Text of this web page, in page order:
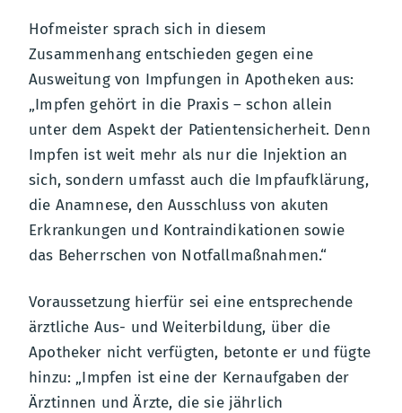
Hofmeister sprach sich in diesem
Zusammenhang entschieden gegen eine
Ausweitung von Impfungen in Apotheken aus:
„Impfen gehört in die Praxis – schon allein
unter dem Aspekt der Patientensicherheit. Denn
Impfen ist weit mehr als nur die Injektion an
sich, sondern umfasst auch die Impfaufklärung,
die Anamnese, den Ausschluss von akuten
Erkrankungen und Kontraindikationen sowie
das Beherrschen von Notfallmaßnahmen.“
Voraussetzung hierfür sei eine entsprechende
ärztliche Aus- und Weiterbildung, über die
Apotheker nicht verfügten, betonte er und fügte
hinzu: „Impfen ist eine der Kernaufgaben der
Ärztinnen und Ärzte, die sie jährlich